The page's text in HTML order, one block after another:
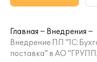
Главная
Внедрения
Внедрение ПП
поставка" в АО